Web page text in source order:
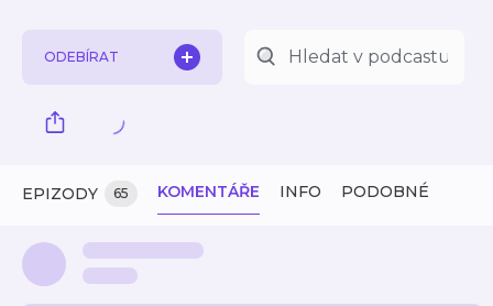
ODEBÍRAT
EPIZODY 65 KOMENTÁŘE INFO PODOBNÉ